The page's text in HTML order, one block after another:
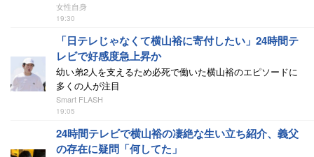
女性自身
19:30
「日テレじゃなくて横山裕に寄付したい」24時間テ
レビで好感度急上昇か
幼い弟2人を支えるため必死で働いた横山裕のエピソードに
多くの人が注目
Smart FLASH
19:05
24時間テレビで横山裕の凄絶な生い立ち紹介、義父
の存在に疑問「何してた」